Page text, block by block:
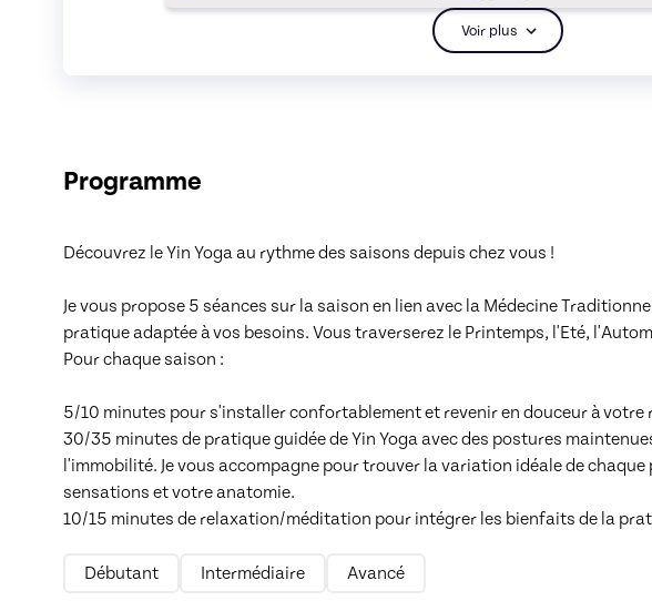
Voir plus
Programme
Découvrez le Yin Yoga au rythme des saisons depuis chez vous !
Je vous propose 5 séances sur la saison en lien avec la Médecine
pratique adaptée à vos besoins. Vous traverserez le Printemps, l'Eté,
Pour chaque saison :
5/10 minutes pour s'installer confortablement et revenir en douceur à
30/35 minutes de pratique guidée de Yin Yoga avec des postures
l'immobilité. Je vous accompagne pour trouver la variation idéale de
sensations et votre anatomie.
10/15 minutes de relaxation/méditation pour intégrer les bienfaits de la
Débutant Intermédiaire Avancé